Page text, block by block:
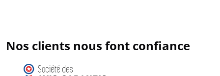
Nos clients nous font confiance